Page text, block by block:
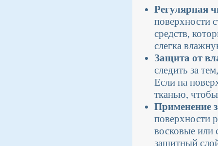
Регулярная
поверхности
средств,
слегка
Защита от
следить за
Если на
тканью,
Применение
поверхности
восковые или
защитный